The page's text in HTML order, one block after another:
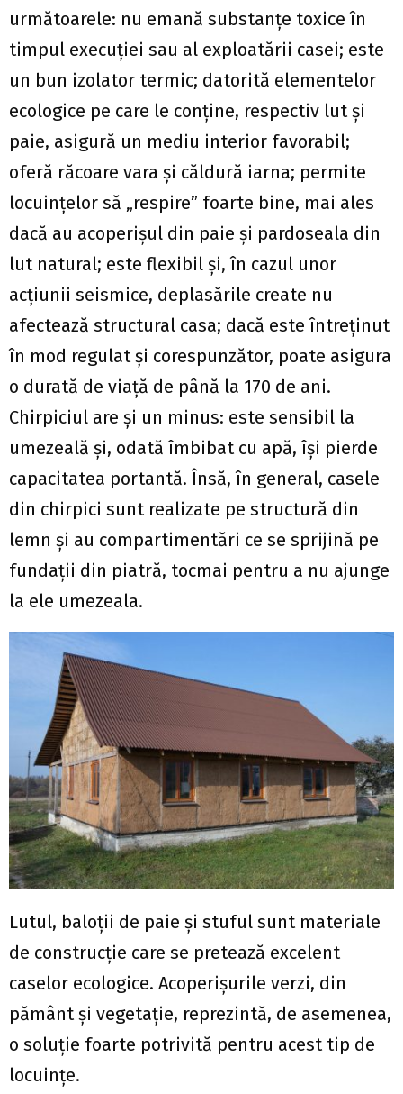
următoarele: nu emană substanţe toxice în
timpul execuţiei sau al exploatării casei; este
un bun izolator termic; datorită elementelor
ecologice pe care le conţine, respectiv lut şi
paie, asigură un mediu interior favorabil;
oferă răcoare vara şi căldură iarna; permite
locuinţelor să „respire” foarte bine, mai ales
dacă au acoperişul din paie şi pardoseala din
lut natural; este flexibil şi, în cazul unor
acţiunii seismice, deplasările create nu
afectează structural casa; dacă este întreţinut
în mod regulat şi corespunzător, poate asigura
o durată de viaţă de până la 170 de ani.
Chirpiciul are şi un minus: este sensibil la
umezeală şi, odată îmbibat cu apă, îşi pierde
capacitatea portantă. Însă, în general, casele
din chirpici sunt realizate pe structură din
lemn şi au compartimentări ce se sprijină pe
fundaţii din piatră, tocmai pentru a nu ajunge
la ele umezeala.
Lutul, baloţii de paie şi stuful sunt materiale
de construcţie care se pretează excelent
caselor ecologice. Acoperişurile verzi, din
pământ şi vegetaţie, reprezintă, de asemenea,
o soluţie foarte potrivită pentru acest tip de
locuinţe.